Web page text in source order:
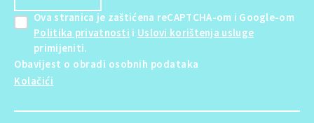
Ova stranica je zaštićena reCAPTCHA-om i Google-om
Politika privatnosti i Uslovi korištenja usluge
primijeniti.
Obavijest o obradi osobnih podataka
Kolačići